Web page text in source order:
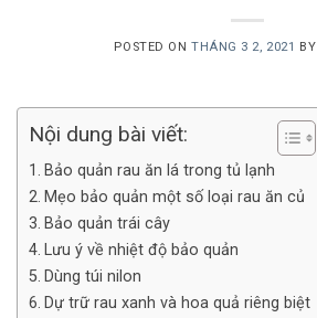
POSTED ONTHÁNG 3 2, 2021 BY
Nội dung bài viết:
Bảo quản rau ăn lá trong tủ lạnh
Mẹo bảo quản một số loại rau ăn củ
Bảo quản trái cây
Lưu ý về nhiệt độ bảo quản
Dùng túi nilon
Dự trữ rau xanh và hoa quả riêng biệt